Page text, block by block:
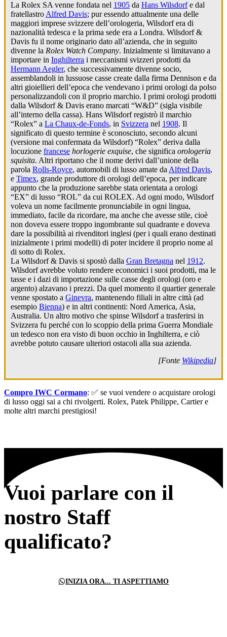
La Rolex SA venne fondata nel 1905 da Hans Wilsdorfe dal
fratellastro Alfred Davis; pur essendo attualmente una delle
maggiori imprese svizzere dell’orologeria, Wilsdorf era di
nazionalità tedesca e la prima sede era a Londra. Wilsdorf &
Davis fu il nome originario dato all’azienda, che in seguito
divenne la Rolex Watch Company. Inizialmente si limitavano a
importare in Inghilterra i meccanismi svizzeri prodotti da
Hermann Aegler, che successivamente divenne socio,
assemblandoli in lussuose casse create dalla firma Dennison e da
altri gioiellieri dell’epoca che vendevano i primi orologi da polso
personalizzandoli con il proprio marchio. I primi orologi prodotti
dalla Wilsdorf & Davis erano marcati “W&D” (sigla visibile
all’interno della cassa). Hans Wilsdorf registrò il marchio
“Rolex” a La Chaux-de-Fonds, in Svizzera nel 1908. Il
significato di questo termine è sconosciuto, secondo alcuni
(versione mai confermata da Wilsdorf) “Rolex” deriva dalla
locuzione francese horlogerie exquise, che significa orologeria
squisita. Altri riportano che il nome derivi dall’unione della
parola Rolls-Royce, automobili di lusso amate da Alfred Davis,
e Timex, grande produttore di orologi dell’epoca, per indicare
appunto che la produzione sarebbe stata orientata a orologi
“EX” di lusso “ROL” da cui ROLEX. Ad ogni modo, Wilsdorf
voleva un nome facilmente pronunciabile in ogni lingua,
immediato, facile da ricordare, ma anche che avesse stile, cioè
non doveva essere troppo ingombrante sul quadrante e doveva
dare la possibilità ai rivenditori inglesi (per i quali erano destinati
inizialmente i primi modelli) di poter incidere il proprio nome al
di sotto di Rolex.
La Wilsdorf & Davis si spostò dalla Gran Bretagna nel 1912.
Wilsdorf avrebbe voluto rendere economici i suoi prodotti, ma le
tasse e i dazi di importazione sulle casse degli orologi (oro e
argento) alzavano i prezzi. Da quel momento il quartier generale
venne spostato a Ginevra, mantenendo filiali in altre città (ad
esempio Bienna) e in altri continenti: Nord America, Asia,
Australia. Un altro motivo che spinse Wilsdorf a trasferirsi in
Svizzera fu perché con lo scoppio della prima Guerra Mondiale
un tedesco non era visto di buon occhio in Inghilterra, e ciò
avrebbe potuto causare ulteriori ostacoli alla sua azienda.
[Fonte Wikipedia]
Compro IWC Cormano: ✅ se vuoi vendere o acquistare orologi
di lusso oggi sai a chi rivolgerti. Rolex, Patek Philippe, Cartier e
molte altri marchi prestigiosi!
Vuoi parlare con il
nostro Staff
qualificato?
INIZIA ORA... TI ASPETTIAMO